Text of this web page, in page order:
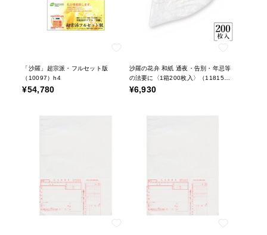
「沙羅」超宗派・フルセット版
（10097）h4
¥54,780
沙羅の花弁 和紙 通夜・告別・年忌等
の法要に〈1箱200枚入〉（11815）
c31
¥6,930